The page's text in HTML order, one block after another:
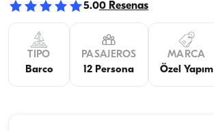
5.00 Resenas
TIPO
Barco
PASAJEROS
12 Persona
MARCA
Özel Yapım